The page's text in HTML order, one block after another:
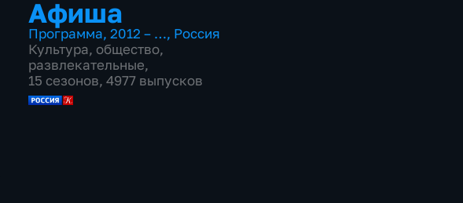
Афиша
Программа, 2012 – …, Россия
Культура, общество,
развлекательные,
15 сезонов, 4977 выпусков